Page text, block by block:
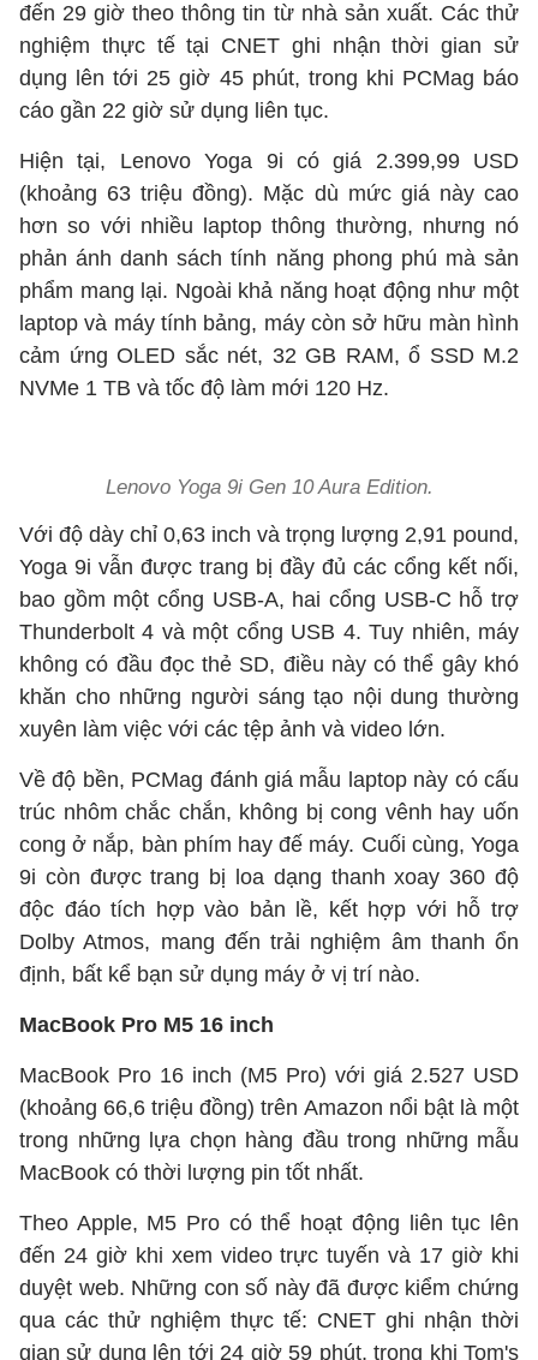
đến 29 giờ theo thông tin từ nhà sản xuất. Các thử
nghiệm thực tế tại CNET ghi nhận thời gian sử
dụng lên tới 25 giờ 45 phút, trong khi PCMag báo
cáo gần 22 giờ sử dụng liên tục.
Hiện tại, Lenovo Yoga 9i có giá 2.399,99 USD
(khoảng 63 triệu đồng). Mặc dù mức giá này cao
hơn so với nhiều laptop thông thường, nhưng nó
phản ánh danh sách tính năng phong phú mà sản
phẩm mang lại. Ngoài khả năng hoạt động như một
laptop và máy tính bảng, máy còn sở hữu màn hình
cảm ứng OLED sắc nét, 32 GB RAM, ổ SSD M.2
NVMe 1 TB và tốc độ làm mới 120 Hz.
Lenovo Yoga 9i Gen 10 Aura Edition.
Với độ dày chỉ 0,63 inch và trọng lượng 2,91 pound,
Yoga 9i vẫn được trang bị đầy đủ các cổng kết nối,
bao gồm một cổng USB-A, hai cổng USB-C hỗ trợ
Thunderbolt 4 và một cổng USB 4. Tuy nhiên, máy
không có đầu đọc thẻ SD, điều này có thể gây khó
khăn cho những người sáng tạo nội dung thường
xuyên làm việc với các tệp ảnh và video lớn.
Về độ bền, PCMag đánh giá mẫu laptop này có cấu
trúc nhôm chắc chắn, không bị cong vênh hay uốn
cong ở nắp, bàn phím hay đế máy. Cuối cùng, Yoga
9i còn được trang bị loa dạng thanh xoay 360 độ
độc đáo tích hợp vào bản lề, kết hợp với hỗ trợ
Dolby Atmos, mang đến trải nghiệm âm thanh ổn
định, bất kể bạn sử dụng máy ở vị trí nào.
MacBook Pro M5 16 inch
MacBook Pro 16 inch (M5 Pro) với giá 2.527 USD
(khoảng 66,6 triệu đồng) trên Amazon nổi bật là một
trong những lựa chọn hàng đầu trong những mẫu
MacBook có thời lượng pin tốt nhất.
Theo Apple, M5 Pro có thể hoạt động liên tục lên
đến 24 giờ khi xem video trực tuyến và 17 giờ khi
duyệt web. Những con số này đã được kiểm chứng
qua các thử nghiệm thực tế: CNET ghi nhận thời
gian sử dụng lên tới 24 giờ 59 phút, trong khi Tom's